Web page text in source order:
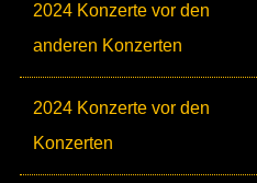
2024 Konzerte vor den
anderen Konzerten
2024 Konzerte vor den
Konzerten